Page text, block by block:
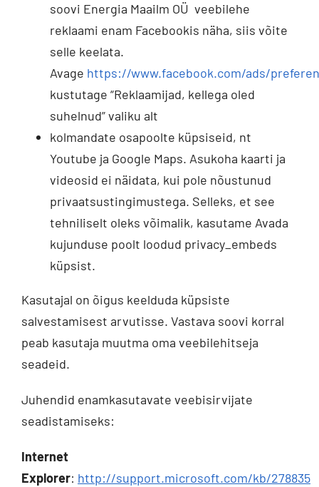
soovi Energia Maailm OÜ veebilehe
reklaami enam Facebookis näha, siis võite
selle keelata.
Avage https://www.facebook.com/ads/
kustutage “Reklaamijad, kellega oled
suhelnud” valiku alt
kolmandate osapoolte küpsiseid, nt
Youtube ja Google Maps. Asukoha kaarti ja
videosid ei näidata, kui pole nõustunud
privaatsustingimustega. Selleks, et see
tehniliselt oleks võimalik, kasutame Avada
kujunduse poolt loodud privacy_embeds
küpsist.
Kasutajal on õigus keelduda küpsiste
salvestamisest arvutisse. Vastava soovi korral
peab kasutaja muutma oma veebilehitseja
seadeid.
Juhendid enamkasutavate veebisirvijate
seadistamiseks:
Internet
Explorer: http://support.microsoft.com/kb/278835